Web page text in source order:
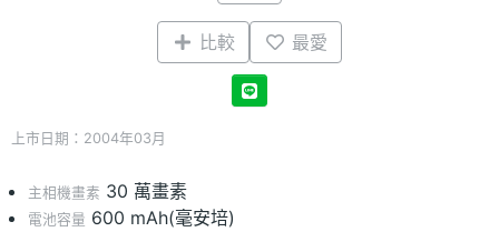
比較 最愛
上市日期：2004年03月
主相機畫素 30 萬畫素
電池容量 600 mAh(毫安培)